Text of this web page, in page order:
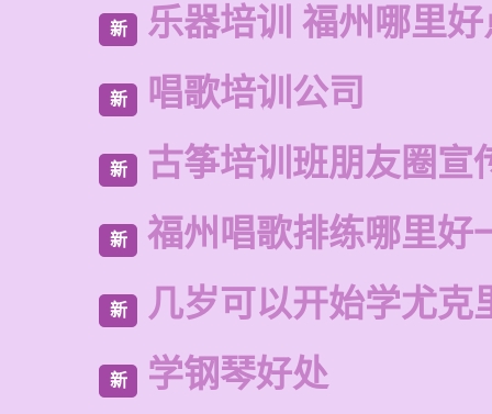
新 乐器培训 福州哪里
新 唱歌培训公司
新 古筝培训班朋友圈宣
新 福州唱歌排练哪里好
新 几岁可以开始学尤克
新 学钢琴好处